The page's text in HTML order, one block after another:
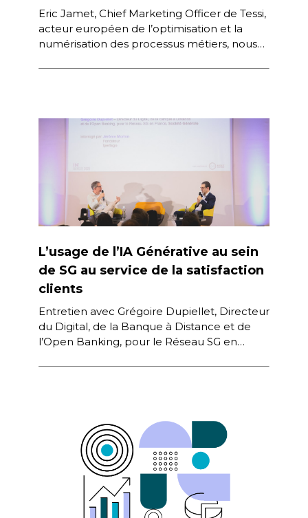
Eric Jamet, Chief Marketing Officer de Tessi,
acteur européen de l’optimisation et la
numérisation des processus métiers, nous
L’usage de l’IA Générative au sein
de SG au service de la satisfaction
clients
Entretien avec Grégoire Dupiellet, Directeur
du Digital, de la Banque à Distance et de
l’Open Banking, pour le Réseau SG en